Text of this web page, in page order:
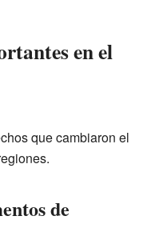
en el
que cambiaron el
de